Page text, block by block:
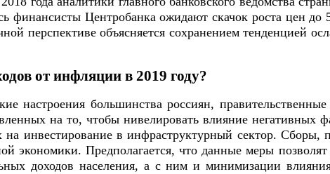
финансисты Центробанка ожидают скачок роста цен
перспективе объясняется сохранением тенденцией
от инфляции в 2019 году?
настроения большинства россиян,
на то, чтобы нивелировать влияние негативных
на инвестирование в инфраструктурный сектор.
экономики. Предполагается, что данные меры
доходов населения, а с ним и минимизации